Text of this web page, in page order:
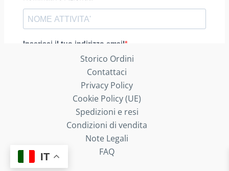
Storico Ordini
Contattaci
Privacy Policy
Cookie Policy (UE)
Spedizioni e resi
Condizioni di vendita
Note Legali
FAQ
IT